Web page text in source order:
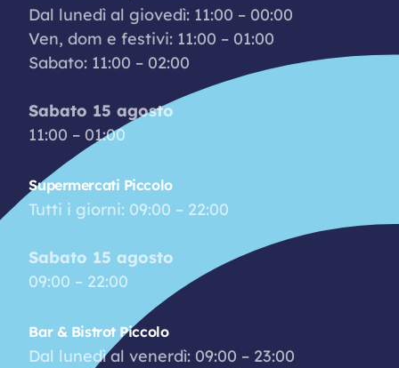
Dal lunedì al giovedì: 11:00 – 00:00
Ven, dom e festivi: 11:00 – 01:00
Sabato: 11:00 – 02:00
Sabato 15 agosto
11:00 – 01:00
Supermercati Piccolo
Tutti i giorni: 09:00 – 22:00
Sabato 15 agosto
09:00 – 22:00
Bar & Bistrot Piccolo
Dal lunedì al venerdì: 09:00 – 23:00